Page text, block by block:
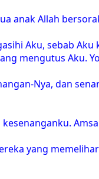
anak Allah
Aku, sebab
mengutus Aku.
Nya, dan
yang